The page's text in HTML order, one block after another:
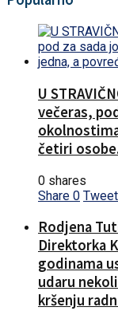
U
večeras,
četiri
0 shares
Share 0 Tweet
Rodjena
Direktorka
godinama
udaru
kršenju